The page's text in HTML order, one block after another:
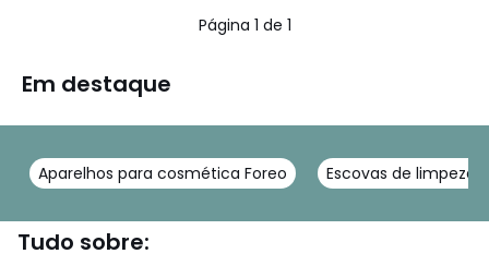
Página 1 de 1
Em destaque
Aparelhos para cosmética Foreo Escovas de limpeza
Tudo sobre: